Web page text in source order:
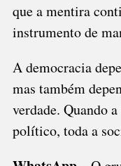
que a mentira
instrumento de
A democracia
mas também
verdade. Quando
político, toda a